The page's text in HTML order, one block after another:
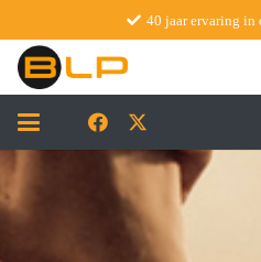
40 jaar ervaring in